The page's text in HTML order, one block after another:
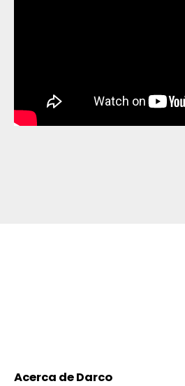
Acerca de Darco